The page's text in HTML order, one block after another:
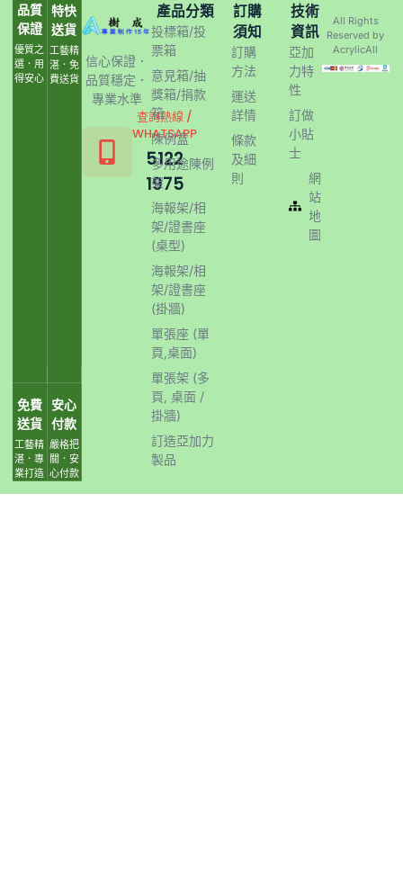
品質
保證
優質之
選．用
得安心
特快
送貨
工藝精
湛．免
費送貨
免費
送貨
工藝精
湛．專
業打造
安心
付款
嚴格把
關．安
心付款
信心保證．
品質穩定．
專業水準
查詢熱線 /
WHATSAPP
5122
1975
產品分類
投標箱/投
票箱
意見箱/抽
獎箱/捐款
箱
陳例盒
多用途陳例
架
海報架/相
架/證書座
(桌型)
海報架/相
架/證書座
(掛牆)
單張座 (單
頁,桌面)
單張架 (多
頁, 桌面 /
掛牆)
訂造亞加力
製品
訂購
須知
訂購
方法
運送
詳情
條款
及細
則
技術
資訊
亞加
力特
性
訂做
小貼
士
網
站
地
圖
All Rights
Reserved by
AcrylicAll